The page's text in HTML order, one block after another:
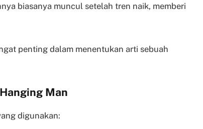
biasanya muncul setelah tren naik, memberi
penting dalam menentukan arti sebuah
Man
digunakan: